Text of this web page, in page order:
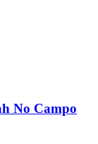
No Campo